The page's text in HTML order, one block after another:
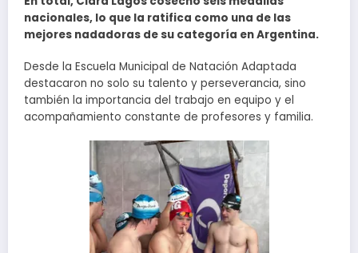
nacionales, lo que la ratifica como una de las
mejores nadadoras de su categoría en Argentina.
Desde la Escuela Municipal de Natación Adaptada
destacaron no solo su talento y perseverancia, sino
también la importancia del trabajo en equipo y el
acompañamiento constante de profesores y familia.